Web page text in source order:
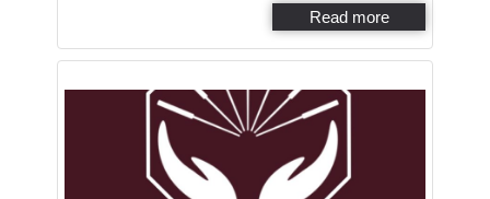
Read more